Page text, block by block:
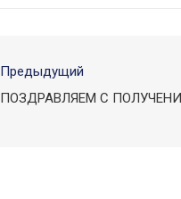
Предыдущий
ПОЗДРАВЛЯЕМ С